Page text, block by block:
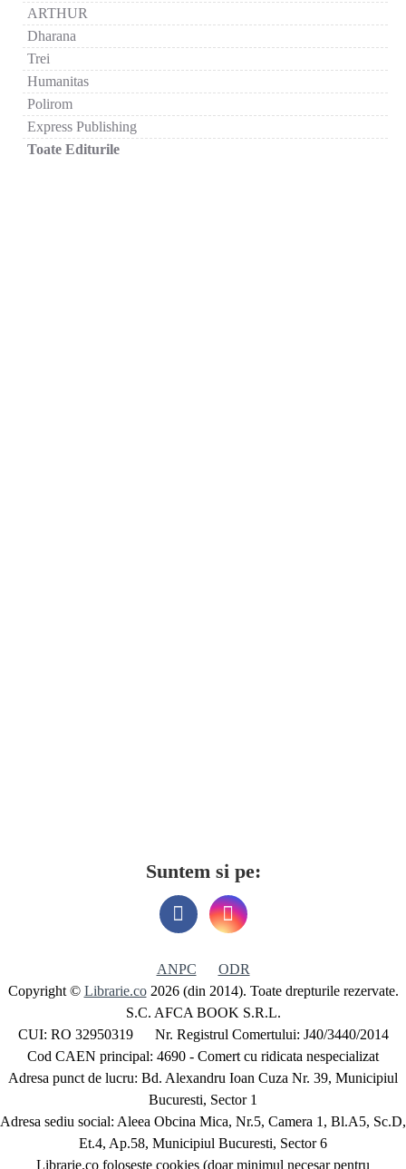
ARTHUR
Dharana
Trei
Humanitas
Polirom
Express Publishing
Toate Editurile
Suntem si pe:
ANPC
ODR
Copyright © Librarie.co 2026 (din 2014). Toate drepturile rezervate.
S.C. AFCA BOOK S.R.L.
CUI: RO 32950319 Nr. Registrul Comertului: J40/3440/2014
Cod CAEN principal: 4690 - Comert cu ridicata nespecializat
Adresa punct de lucru: Bd. Alexandru Ioan Cuza Nr. 39, Municipiul
Bucuresti, Sector 1
Adresa sediu social: Aleea Obcina Mica, Nr.5, Camera 1, Bl.A5, Sc.D,
Et.4, Ap.58, Municipiul Bucuresti, Sector 6
Librarie.co foloseste cookies (doar minimul necesar pentru